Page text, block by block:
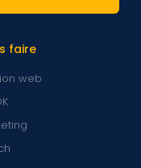
faire
web